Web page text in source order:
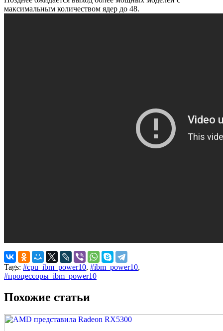
максимальным количеством ядер до 48.
Tags: #cpu_ibm_power10, #ibm_power10,
#процессоры_ibm_power10
Похожие статьи